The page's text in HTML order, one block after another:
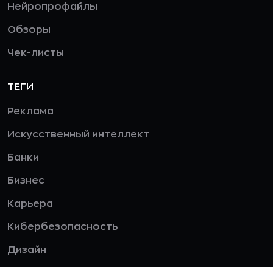
Нейропрофайлы
Обзоры
Чек-листы
ТЕГИ
Реклама
Искусственный интеллект
Банки
Бизнес
Карьера
Кибербезопасность
Дизайн